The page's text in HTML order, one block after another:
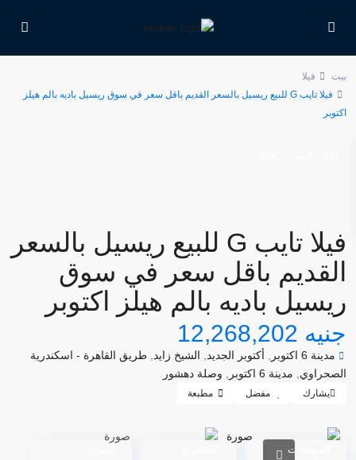
بيت
فيلا
فيلا تايب G للبيع ريسيل بالسعر القديم باقل سعر في سوق ريسيل باديه بالم هيلز
اكتوبر
فيلا تايب G للبيع ريسيل بالسعر
القديم باقل سعر في سوق
ريسيل باديه بالم هيلز اكتوبر
جنيه 12,268,202
مدينة 6 اكتوبر أكتوبر الجديد الشيخ زايد
طريق القاهرة - اسكندرية
الصحراوي
مدينة 6 اكتوبر وصلة دهشور
يشارك مفضل مطبعة
المجمعات